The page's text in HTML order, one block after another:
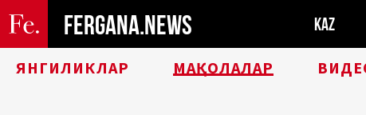
FERGANA.NEWS KAZ
ЯНГИЛИКЛАР МАҚОЛАЛАР